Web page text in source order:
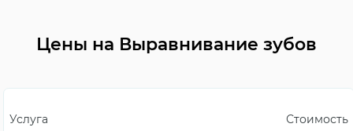
Цены на Выравнивание зубов
Услуга Стоимость